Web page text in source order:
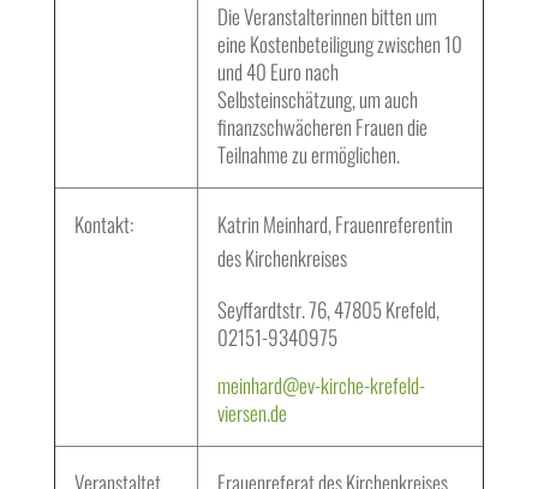
Die Veranstalterinnen bitten um
eine Kostenbeteiligung zwischen 10
und 40 Euro nach
Selbsteinschätzung, um auch
finanzschwächeren Frauen die
Teilnahme zu ermöglichen.
Kontakt:
Katrin Meinhard, Frauenreferentin
des Kirchenkreises
Seyffardtstr. 76, 47805 Krefeld,
02151-9340975
meinhard@ev-kirche-krefeld-
viersen.de
Veranstaltet
Frauenreferat des Kirchenkreises